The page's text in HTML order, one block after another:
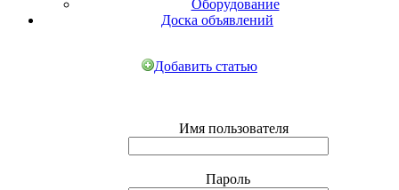
Оборудование
Доска объявлений
Добавить статью
Имя пользователя
Пароль